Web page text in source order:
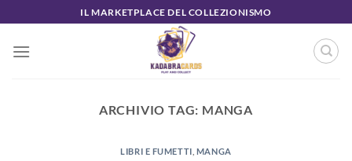
ai
contenuti
IL MARKETPLACE DEL COLLEZIONISMO
ARCHIVIO TAG: MANGA
LIBRI E FUMETTI MANGA